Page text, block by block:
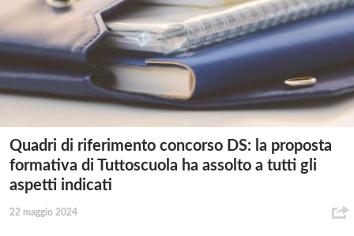
Quadri di riferimento concorso DS: la proposta
formativa di Tuttoscuola ha assolto a tutti gli
aspetti indicati
22 maggio 2024